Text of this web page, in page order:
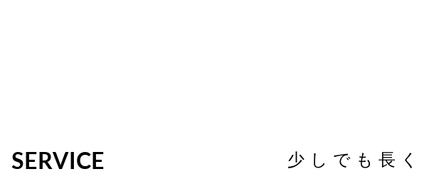
SERVICE
少しでも長